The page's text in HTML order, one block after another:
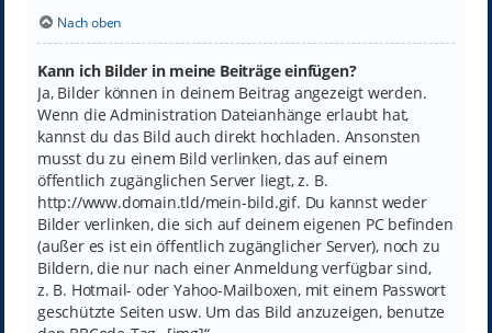
Nach oben
Kann ich Bilder in meine Beiträge einfügen?
Ja, Bilder können in deinem Beitrag angezeigt werden.
Wenn die Administration Dateianhänge erlaubt hat,
kannst du das Bild auch direkt hochladen. Ansonsten
musst du zu einem Bild verlinken, das auf einem
öffentlich zugänglichen Server liegt, z. B.
http://www.domain.tld/mein-bild.gif. Du kannst weder
Bilder verlinken, die sich auf deinem eigenen PC befinden
(außer es ist ein öffentlich zugänglicher Server), noch zu
Bildern, die nur nach einer Anmeldung verfügbar sind,
z. B. Hotmail- oder Yahoo-Mailboxen, mit einem Passwort
geschützte Seiten usw. Um das Bild anzuzeigen, benutze